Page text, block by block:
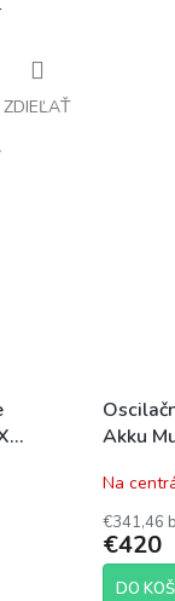
ZDIEĽAŤ
Akku
Na
€341,46
€420
DO